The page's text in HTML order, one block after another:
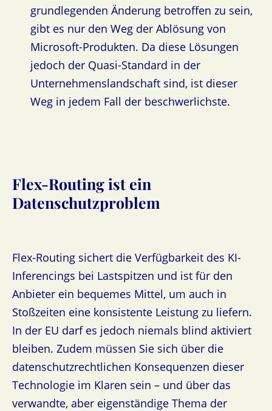
grundlegenden Änderung betroffen zu sein,
gibt es nur den Weg der Ablösung von
Microsoft-Produkten. Da diese Lösungen
jedoch der Quasi-Standard in der
Unternehmenslandschaft sind, ist dieser
Weg in jedem Fall der beschwerlichste.
Flex-Routing ist ein
Datenschutzproblem
Flex-Routing sichert die Verfügbarkeit des KI-
Inferencings bei Lastspitzen und ist für den
Anbieter ein bequemes Mittel, um auch in
Stoßzeiten eine konsistente Leistung zu liefern.
In der EU darf es jedoch niemals blind aktiviert
bleiben. Zudem müssen Sie sich über die
datenschutzrechtlichen Konsequenzen dieser
Technologie im Klaren sein – und über das
verwandte, aber eigenständige Thema der